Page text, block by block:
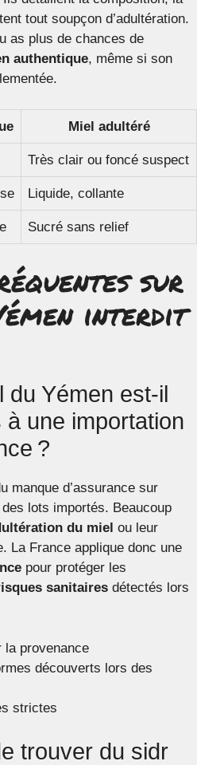
tout soupçon d’adultération.
as plus de chances de
authentique, même si son
Miel adultéré
Très clair ou foncé suspect
Liquide, collante
Sucré sans relief
sur
interdit
du Yémen est-il
une importation
?
manque d’assurance sur
des lots importés. Beaucoup
du miel ou leur
La France applique donc une
pour protéger les
sanitaires détectés lors
la provenance
découverts lors des
strictes
trouver du sidr